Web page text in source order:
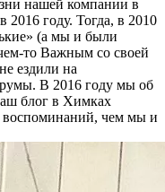
нашей компании в
году. Тогда, в 2010
(а мы и были
то Важным со своей
ездили на
В 2016 году мы об
блог в Химках
воспоминаний, чем мы и